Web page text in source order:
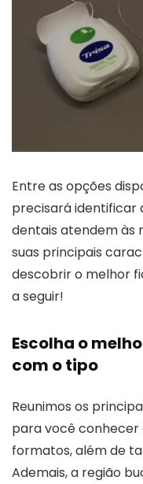
Entre as opções
precisará identificar
dentais atendem às
suas principais
descobrir o melhor
a seguir!
Escolha o
com o tipo
Reunimos os
para você conhecer
formatos, além de
Ademais, a região